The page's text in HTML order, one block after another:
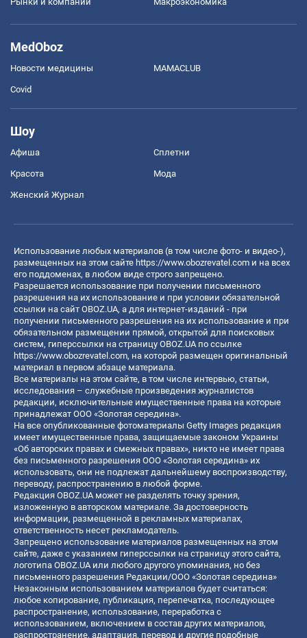
MedOboz
Новости медицины MAMACLUB
Covid
Шоу
Афиша Сплетни
Красота Мода
Женский Журнал
Использование любых материалов (в том числе фото- и видео-),
размещенных на этом сайте https://www.obozrevatel.com и на всех
его поддоменах, в любом виде строго запрещено.
Разрешается использование при получении письменного
разрешения на их использование и при условии обязательной
ссылки на сайт OBOZ.UA, а для интернет-изданий - при
получении письменного разрешения на их использование и при
обязательном размещении прямой, открытой для поисковых
систем, гиперссылки на страницу OBOZ.UA по ссылке
https://www.obozrevatel.com, на которой размещен оригинальный
материал в первом абзаце материала.
Все материалы на этом сайте, в том числе интервью, статьи,
исследования – служебные произведения журналистов
редакции, исключительные имущественные права на которые
принадлежат ООО «Золотая середина».
На все опубликованные фотоматериалы Getty Images редакция
имеет имущественные права, защищаемые законом Украины
«Об авторских правах и смежных правах», никто не имеет права
без письменного разрешения ООО «Золотая середина» их
использовать, они не подлежат дальнейшему воспроизводству,
переводу, распространению в любой форме.
Редакция OBOZ.UA может не разделять точку зрения,
изложенную в авторском материале. За достоверность
информации, размещенной в рекламных материалах,
ответственность несет рекламодатель.
Запрещено использование материалов размещенных на этом
сайте, даже с указанием гиперссылки на страницу этого сайта,
логотипа OBOZ.UA или любого другого упоминания, но без
письменного разрешения Редакции/ООО «Золотая середина»
Незаконным использованием материалов будет считаться:
любое копирование, публикация, перепечатка, последующее
распространение, использование, переработка с
использованием, включением в состав других материалов,
распространение, адаптация, перевод и другие подобные